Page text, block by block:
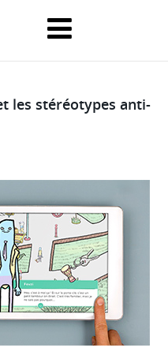
les stéréotypes anti-